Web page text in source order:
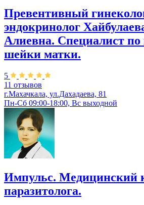
Превентивный
эндокринолог
Алиевна. Специалист по
шейки матки.
5
11 отзывов
г.Махачкала, ул.Дахадаева, 81
Пн-Сб 09:00-18:00, Вс выходной
Импульс. ​Медицинский
паразитолога.